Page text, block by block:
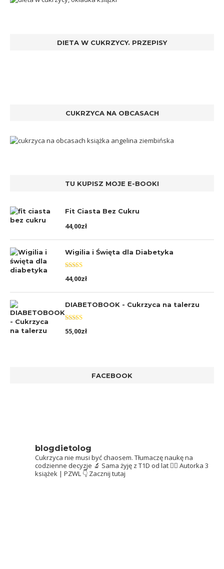
DIETA W CUKRZYCY. PRZEPISY
CUKRZYCA NA OBCASACH
TU KUPISZ MOJE E-BOOKI
Fit Ciasta Bez Cukru
44,00zł
Wigilia i Święta dla Diabetyka
Oceniono
5.00na 5
44,00zł
DIABETOBOOK - Cukrzyca na talerzu
Oceniono
5.00na 5
55,00zł
FACEBOOK
blogdietolog
Cukrzyca nie musi być chaosem. Tłumaczę naukę na
codzienne decyzje 🔬 Sama żyję z T1D od lat 👩‍⚕️ Autorka 3
książek | PZWL 👇 Zacznij tutaj